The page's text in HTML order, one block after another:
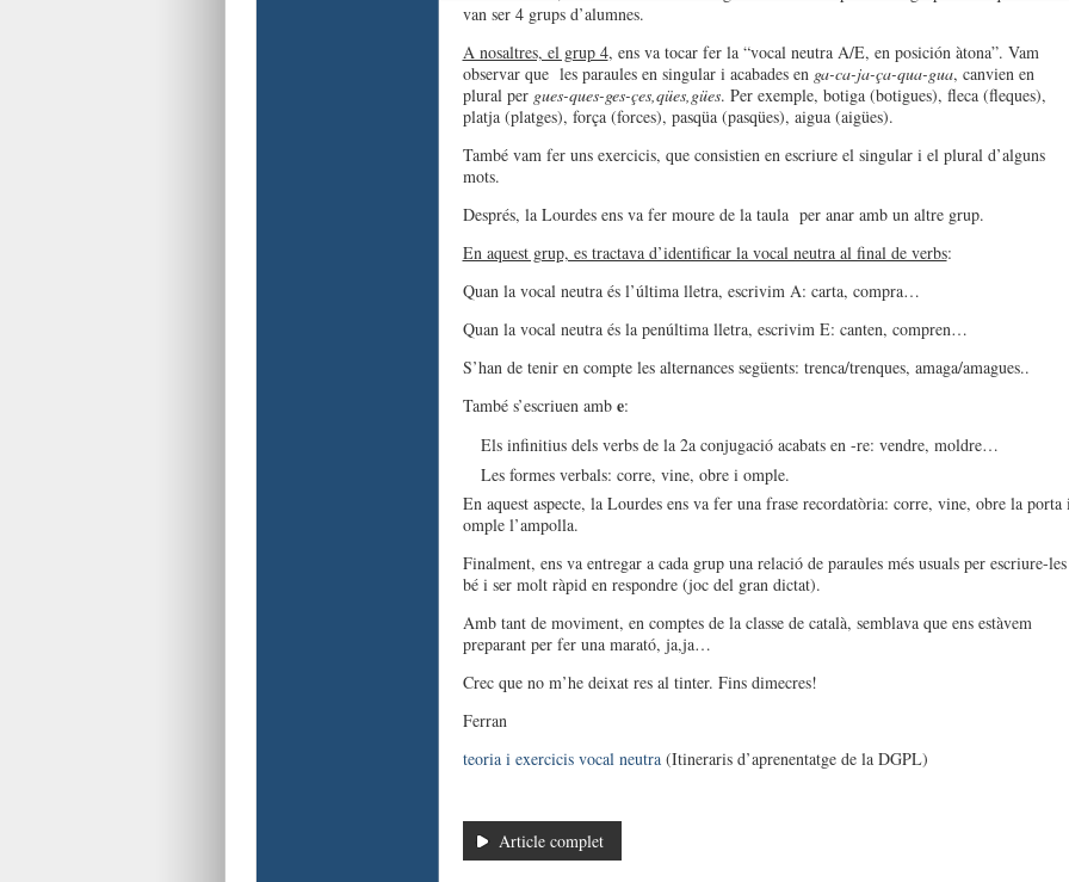
van ser 4 grups d’alumnes.
A nosaltres, el grup 4, ens va tocar fer la “vocal neutra A/E, en posición àtona”. Vam
observar que les paraules en singular i acabades enga-ca-ja-ça-qua-gua, canvien en
plural per gues-ques-ges-çes,qües,gües. Per exemple, botiga (botigues), fleca (fleques),
platja (platges), força (forces), pasqüa (pasqües), aigua (aigües).
També vam fer uns exercicis, que consistien en escriure el singular i el plural d’alguns
mots.
Després, la Lourdes ens va fer moure de la taula per anar amb un altre grup.
En aquest grup, es tractava d’identificar la vocal neutra al final de verbs:
Quan la vocal neutra és l’última lletra, escrivim A: carta, compra…
Quan la vocal neutra és la penúltima lletra, escrivim E: canten, compren…
S’han de tenir en compte les alternances següents: trenca/trenques, amaga/amagues..
També s’escriuen amb e:
Els infinitius dels verbs de la 2a conjugació acabats en -re: vendre, moldre…
Les formes verbals: corre, vine, obre i omple.
En aquest aspecte, la Lourdes ens va fer una frase recordatòria: corre, vine, obre la porta
omple l’ampolla.
Finalment, ens va entregar a cada grup una relació de paraules més usuals per escriure-les
bé i ser molt ràpid en respondre (joc del gran dictat).
Amb tant de moviment, en comptes de la classe de català, semblava que ens estàvem
preparant per fer una marató, ja,ja…
Crec que no m’he deixat res al tinter. Fins dimecres!
Ferran
teoria i exercicis vocal neutra(Itineraris d’aprenentatge de la DGPL)
Article complet